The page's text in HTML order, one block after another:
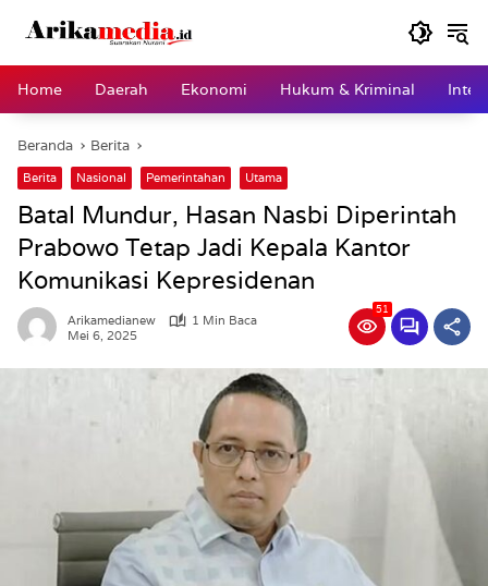
Home
Daerah Ekonomi Hukum & Kriminal
Beranda Berita
Berita Nasional Pemerintahan Utama
Batal Mundur, Hasan Nasbi Diperintah
Prabowo Tetap Jadi Kepala Kantor
Komunikasi Kepresidenan
Arikamedianew
1 Min Baca
Mei 6, 2025
51